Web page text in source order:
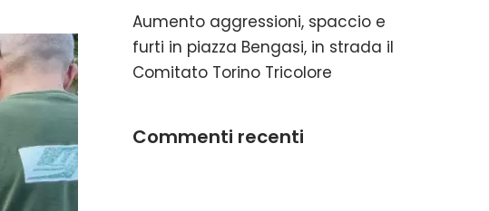
Aumento aggressioni, spaccio e
furti in piazza Bengasi, in strada il
Comitato Torino Tricolore
Commenti recenti